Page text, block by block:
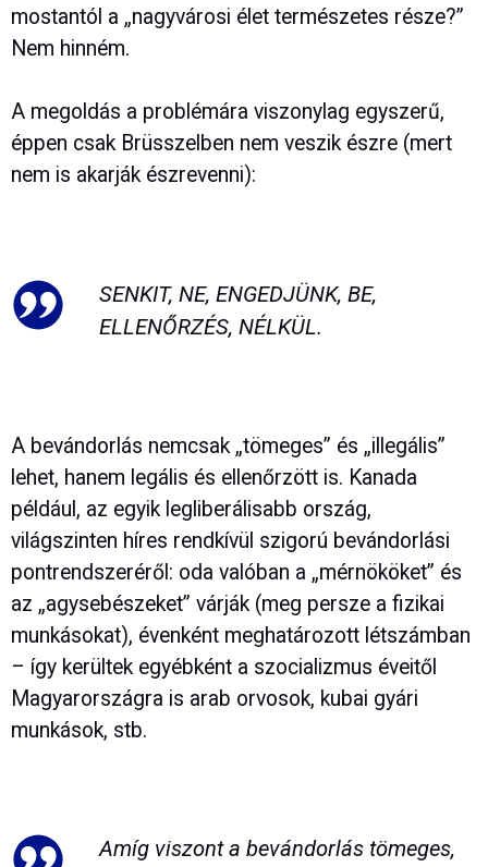
mostantól a „nagyvárosi élet természetes része?”
Nem hinném.
A megoldás a problémára viszonylag egyszerű,
éppen csak Brüsszelben nem veszik észre (mert
nem is akarják észrevenni):
SENKIT, NE, ENGEDJÜNK, BE,
ELLENŐRZÉS, NÉLKÜL.
A bevándorlás nemcsak „tömeges” és „illegális”
lehet, hanem legális és ellenőrzött is. Kanada
például, az egyik legliberálisabb ország,
világszinten híres rendkívül szigorú bevándorlási
pontrendszeréről: oda valóban a „mérnököket” és
az „agysebészeket” várják (meg persze a fizikai
munkásokat), évenként meghatározott létszámban
– így kerültek egyébként a szocializmus éveitől
Magyarországra is arab orvosok, kubai gyári
munkások, stb.
Amíg viszont a bevándorlás tömeges,